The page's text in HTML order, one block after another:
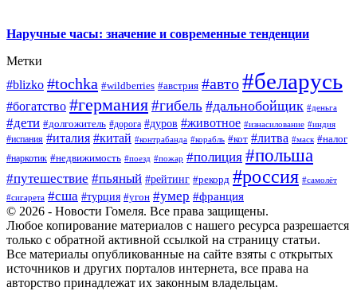
Наручные часы: значение и современные тенденции
Метки
#blizko #tochka #wildberries #австрия #авто#беларусь
#богатство #германия#гибель #дальнобойщик #деньга
#дети #долгожитель #дорога #дуров #животное #изнасилование #индия
#испания #италия #китай #контрабанда #корабль #кот #литва #маск #налог
#наркотик #недвижимость #поезд #пожар #полиция #польша
#путешествие #пьяный #рейтинг #рекорд #россия #самолёт
#сигарета #сша #турция #угон #умер #франция
© 2026 - Новости Гомеля. Все права защищены.
Любое копирование материалов с нашего ресурса разрешается
только с обратной активной ссылкой на страницу статьи.
Все материалы опубликованные на сайте взяты с открытых
источников и других порталов интернета, все права на
авторство принадлежат их законным владельцам.